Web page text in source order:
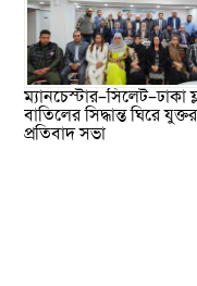
ম্যানচেস্টার–সিলেট–ঢাকা
বাতিলের সিদ্ধান্ত ঘিরে
প্রতিবাদ সভা